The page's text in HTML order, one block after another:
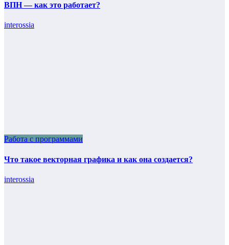
ВПН — как это работает?
interossia
Работа с программами
Что такое векторная графика и как она создается?
interossia